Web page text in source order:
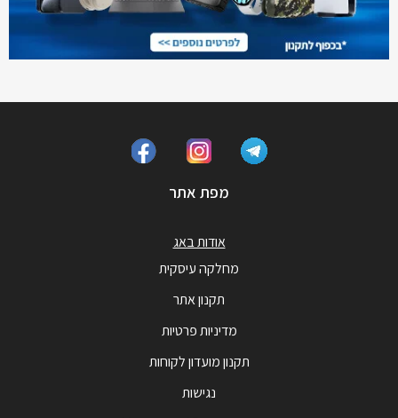
מפת אתר
אודות באג
מחלקה עיסקית
תקנון אתר
מדיניות פרטיות
תקנון מועדון לקוחות
נגישות